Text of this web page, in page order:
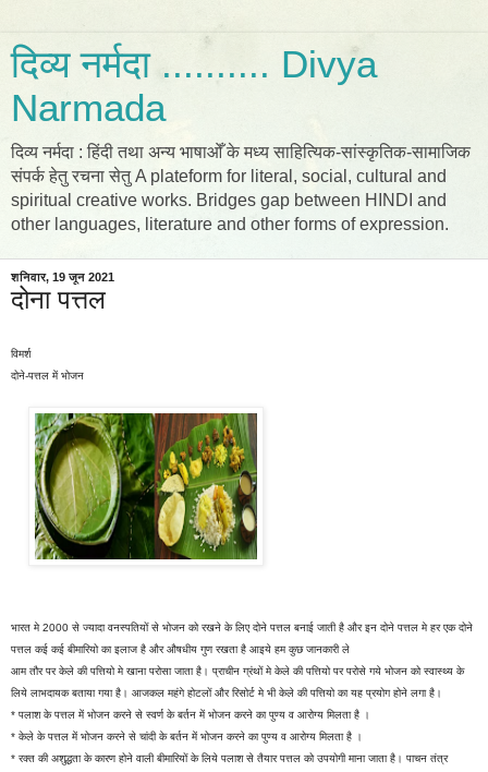
दिव्य नर्मदा .......... Divya
Narmada
दिव्य नर्मदा : हिंदी तथा अन्य भाषाओँ के मध्य साहित्यिक-सांस्कृतिक-सामाजिक
संपर्क हेतु रचना सेतु A plateform for literal, social, cultural and
spiritual creative works. Bridges gap between HINDI and
other languages, literature and other forms of expression.
शनिवार, 19 जून 2021
दोना पत्तल
विमर्श
दोने-पत्तल में भोजन
भारत मे 2000 से ज्यादा वनस्पतियों से भोजन को रखने के लिए दोने पत्तल बनाई जाती है और इन दोने पत्तल मे हर एक दोने
पत्तल कई कई बीमारियो का इलाज है और औषधीय गुण रखता है आइये हम कुछ जानकारी ले
आम तौर पर केले की पत्तियो मे खाना परोसा जाता है। प्राचीन ग्रंथों मे केले की पत्तियो पर परोसे गये भोजन को स्वास्थ्य के
लिये लाभदायक बताया गया है। आजकल महंगे होटलों और रिसोर्ट मे भी केले की पत्तियो का यह प्रयोग होने लगा है।
* पलाश के पत्तल में भोजन करने से स्वर्ण के बर्तन में भोजन करने का पुण्य व आरोग्य मिलता है ।
* केले के पत्तल में भोजन करने से चांदी के बर्तन में भोजन करने का पुण्य व आरोग्य मिलता है ।
* रक्त की अशुद्धता के कारण होने वाली बीमारियों के लिये पलाश से तैयार पत्तल को उपयोगी माना जाता है। पाचन तंत्र